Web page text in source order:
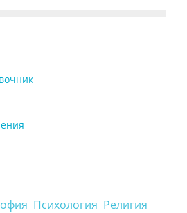
Психология Религия